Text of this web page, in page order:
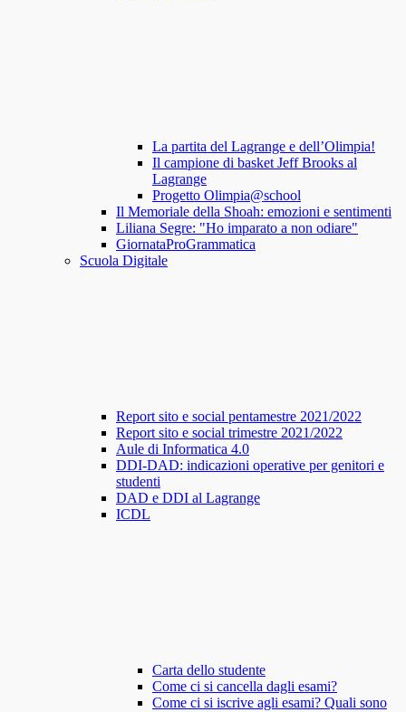
La partita del Lagrange e dell’Olimpia!
Il campione di basket Jeff Brooks al
Lagrange
Progetto Olimpia@school
Il Memoriale della Shoah: emozioni e sentimenti
Liliana Segre: "Ho imparato a non odiare"
GiornataProGrammatica
Scuola Digitale
Report sito e social pentamestre 2021/2022
Report sito e social trimestre 2021/2022
Aule di Informatica 4.0
DDI-DAD: indicazioni operative per genitori e
studenti
DAD e DDI al Lagrange
ICDL
Carta dello studente
Come ci si cancella dagli esami?
Come ci si iscrive agli esami? Quali sono